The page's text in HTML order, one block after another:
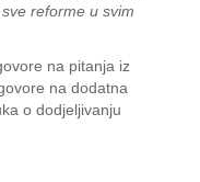
reforme u svim
na pitanja iz
na dodatna
o dodjeljivanju